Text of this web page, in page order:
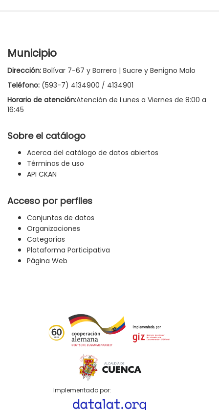
Municipio
Dirección: Bolívar 7-67 y Borrero | Sucre y Benigno Malo
Teléfono: (593-7) 4134900 / 4134901
Horario de atención:Atención de Lunes a Viernes de 8:00 a
16:45
Sobre el catálogo
Acerca del catálogo de datos abiertos
Términos de uso
API CKAN
Acceso por perfiles
Conjuntos de datos
Organizaciones
Categorías
Plataforma Participativa
Página Web
Implementado por: